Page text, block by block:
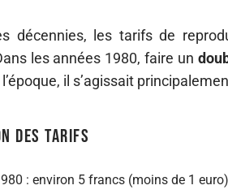
décennies, les tarifs de
les années 1980, faire un
il s’agissait
des tarifs
: environ 5 francs (moins de 1 euro)